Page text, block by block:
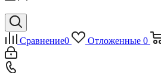
Сравнение0 Отложенные 0